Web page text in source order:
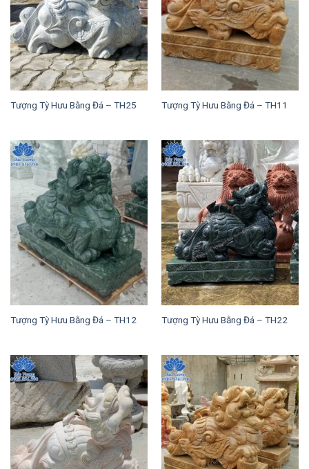
Tượng Tỳ Hưu Bằng Đá – TH25 Tượng Tỳ Hưu Bằng Đá – TH11
Tượng Tỳ Hưu Bằng Đá – TH12 Tượng Tỳ Hưu Bằng Đá – TH22